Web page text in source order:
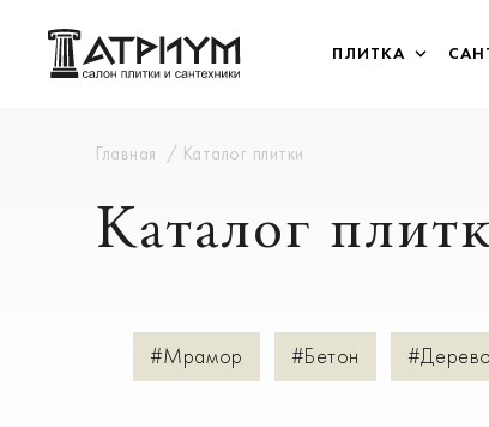
ПЛИТКА
Главная Каталог плитки
Каталог
#Мрамор #Бетон #Дерево